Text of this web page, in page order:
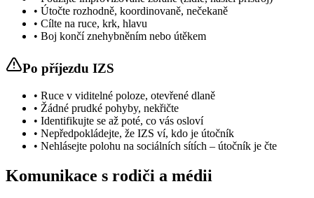
• Útočte rozhodně, koordinovaně, nečekaně
• Cílte na ruce, krk, hlavu
• Boj končí znehybněním nebo útěkem
Po příjezdu IZS
• Ruce v viditelné poloze, otevřené dlaně
• Žádné prudké pohyby, nekřičte
• Identifikujte se až poté, co vás osloví
• Nepředpokládejte, že IZS ví, kdo je útočník
• Nehlásejte polohu na sociálních sítích – útočník je čte
Komunikace s rodiči a médii